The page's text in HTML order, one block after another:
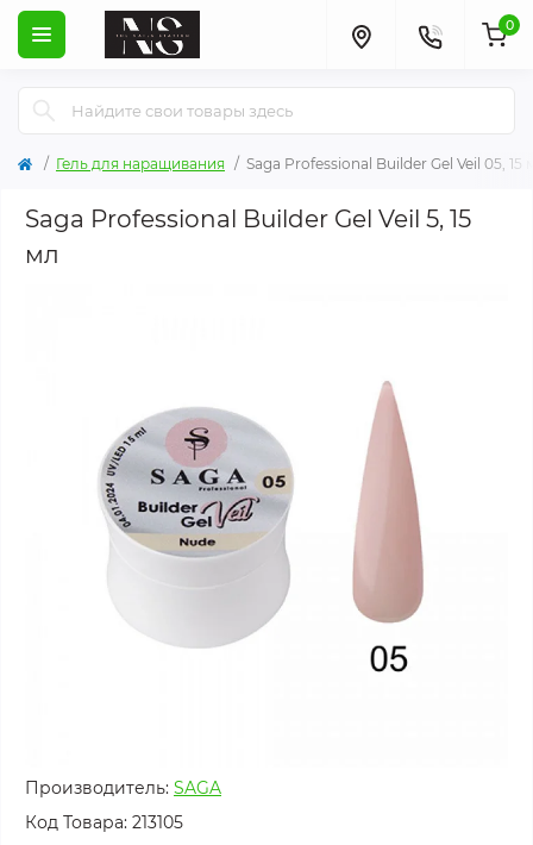
0
Гель для наращивания Saga Professional Builder Gel Veil 05, 15
Saga Professional Builder Gel Veil 5, 15
мл
Производитель: SAGA
Код Товара: 213105